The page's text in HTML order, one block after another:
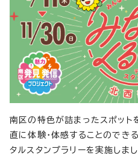
南区の特色が詰まったスポット
直に体験・体感することのでき
タルスタンプラリーを実施しまし